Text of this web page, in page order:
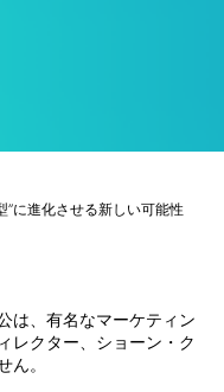
”に進化させる新しい可能性
は、有名なマーケティン
レクター、ショーン・ク
ん。